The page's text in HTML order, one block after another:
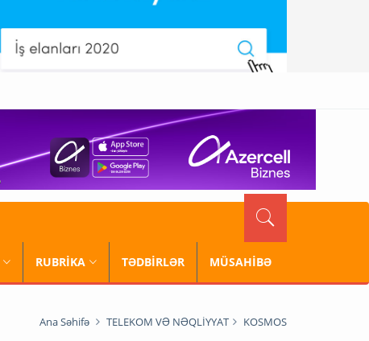
RUBRİKA TƏDBİRLƏR MÜSAHİBƏ
Ana Səhifə TELEKOM VƏ NƏQLİYYAT KOSMOS